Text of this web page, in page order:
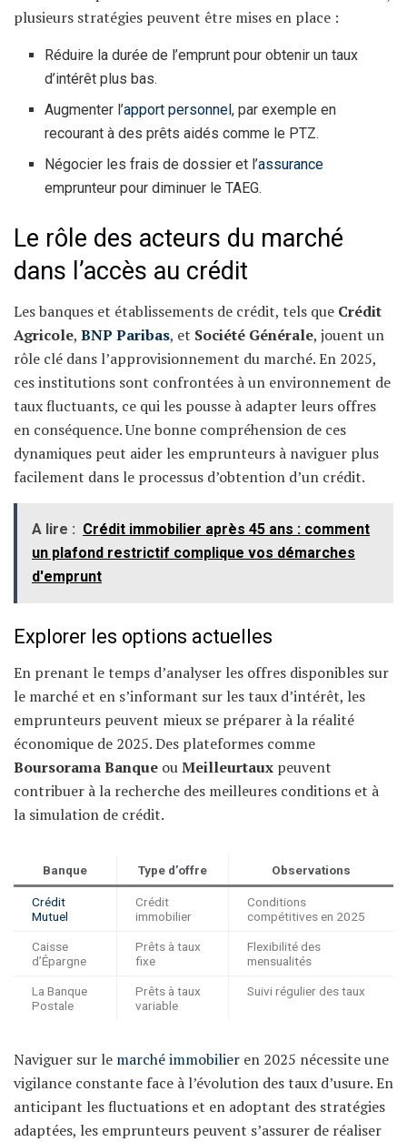
plusieurs stratégies peuvent être mises en place :
Réduire la durée de l’emprunt pour obtenir un taux
d’intérêt plus bas.
Augmenter l’apport personnel, par exemple en
recourant à des prêts aidés comme le PTZ.
Négocier les frais de dossier et l’assurance
emprunteur pour diminuer le TAEG.
Le rôle des acteurs du marché
dans l’accès au crédit
Les banques et établissements de crédit, tels que Crédit
Agricole, BNP Paribas, et Société Générale, jouent un
rôle clé dans l’approvisionnement du marché. En 2025,
ces institutions sont confrontées à un environnement de
taux fluctuants, ce qui les pousse à adapter leurs offres
en conséquence. Une bonne compréhension de ces
dynamiques peut aider les emprunteurs à naviguer plus
facilement dans le processus d’obtention d’un crédit.
A lire : Crédit immobilier après 45 ans : comment
un plafond restrictif complique vos démarches
d'emprunt
Explorer les options actuelles
En prenant le temps d’analyser les offres disponibles sur
le marché et en s’informant sur les taux d’intérêt, les
emprunteurs peuvent mieux se préparer à la réalité
économique de 2025. Des plateformes comme
Boursorama Banque ouMeilleurtaux peuvent
contribuer à la recherche des meilleures conditions et à
la simulation de crédit.
Banque Type d’offre Observations
Crédit
Mutuel
Crédit
immobilier
Conditions
compétitives en 2025
Caisse
d’Épargne
Prêts à taux
fixe
Flexibilité des
mensualités
La Banque
Postale
Prêts à taux
variable
Suivi régulier des taux
Naviguer sur le marché immobilier en 2025 nécessite une
vigilance constante face à l’évolution des taux d’usure. En
anticipant les fluctuations et en adoptant des stratégies
adaptées, les emprunteurs peuvent s’assurer de réaliser